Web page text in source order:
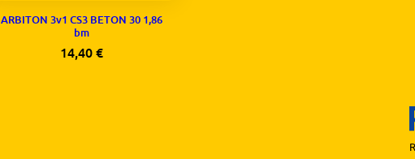
ARBITON 3v1 CS3 BETON 30 1,86
bm
14,40 €